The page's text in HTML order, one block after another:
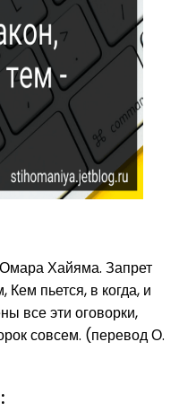
Омара Хайяма. Запрет
пьется, в когда, и
все эти оговорки,
совсем. (перевод О.